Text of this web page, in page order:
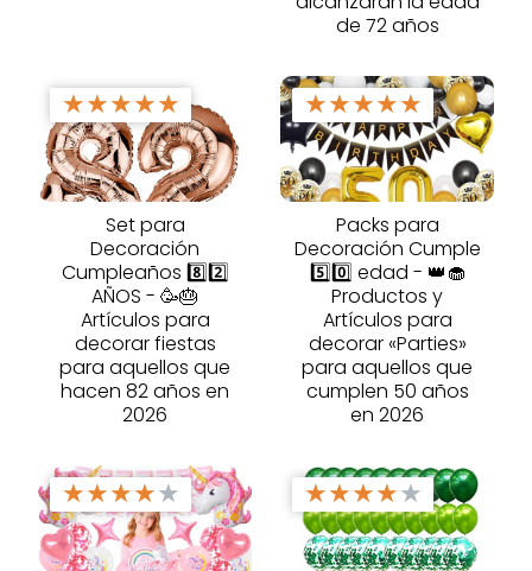
de 72 años
★★★★★
Set para
Decoración
Cumpleaños 8️⃣2️⃣
AÑOS - 🥳🎂
Artículos para
decorar fiestas
para aquellos que
hacen 82 años en
2026
★★★★★
Packs para
Decoración Cumple
5️⃣0️⃣ edad - 👑🧁
Productos y
Artículos para
decorar «Parties»
para aquellos que
cumplen 50 años
en 2026
★★★★★ ★★★★★